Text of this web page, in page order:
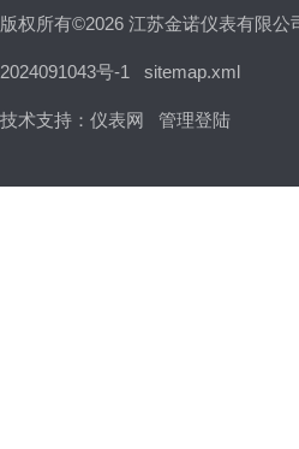
版权所有©2026 江苏金诺仪表有限
2024091043号-1 sitemap.xml
技术支持： 仪表网 管理登陆